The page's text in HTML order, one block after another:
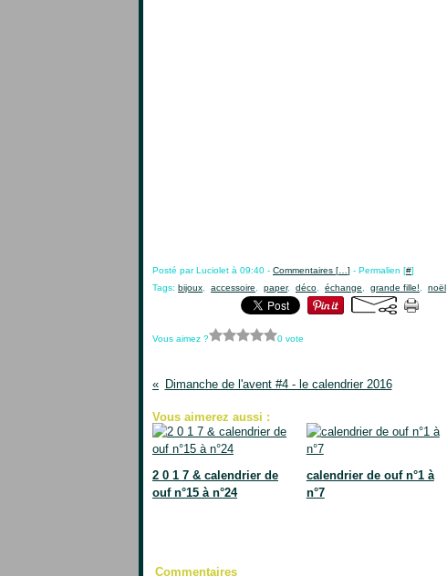
Posté par Luciolet à 09:40 - Commentaires [ ] - Permalien [#]
Tags: bijoux accessoire paper, déco échange grande fille! noël
Vous aimez ? 0 vote
Dimanche de l'avent #4 - le calendrier 2016
Vous aimerez aussi :
2 0 1 7 & calendrier de
ouf n°15 à n°24
calendrier de ouf n°1 à
n°7
Commentaires